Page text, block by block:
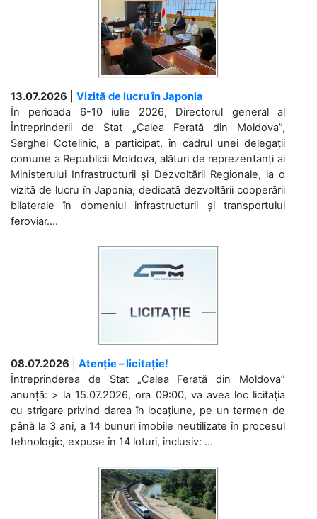
13.07.2026
Vizită de lucru în Japonia
În perioada 6-10 iulie 2026, Directorul general al
Întreprinderii de Stat „Calea Ferată din Moldova”,
Serghei Cotelinic, a participat, în cadrul unei delegații
comune a Republicii Moldova, alături de reprezentanți ai
Ministerului Infrastructurii și Dezvoltării Regionale, la o
vizită de lucru în Japonia, dedicată dezvoltării cooperării
bilaterale în domeniul infrastructurii și transportului
feroviar....
08.07.2026
Atenție – licitație!
Întreprinderea de Stat „Calea Ferată din Moldova”
anunță: > la 15.07.2026, ora 09:00, va avea loc licitaţia
cu strigare privind darea în locațiune, pe un termen de
până la 3 ani, a 14 bunuri imobile neutilizate în procesul
tehnologic, expuse în 14 loturi, inclusiv: ...